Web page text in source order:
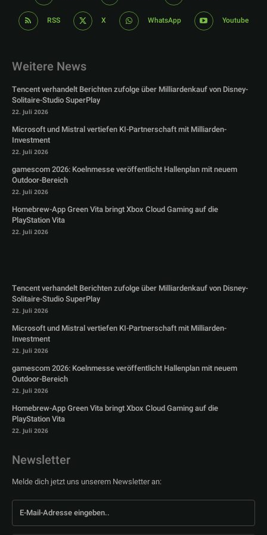
RSS X WhatsApp Youtube
Weitere News
Tencent verhandelt Berichten zufolge über Milliardenkauf von Disney-
Solitaire-Studio SuperPlay
22. Juli 2026
Microsoft und Mistral vertiefen KI-Partnerschaft mit Milliarden-
Investment
22. Juli 2026
gamescom 2026: Koelnmesse veröffentlicht Hallenplan mit neuem
Outdoor-Bereich
22. Juli 2026
Homebrew-App Green Vita bringt Xbox Cloud Gaming auf die
PlayStation Vita
22. Juli 2026
Tencent verhandelt Berichten zufolge über Milliardenkauf von Disney-
Solitaire-Studio SuperPlay
22. Juli 2026
Microsoft und Mistral vertiefen KI-Partnerschaft mit Milliarden-
Investment
22. Juli 2026
gamescom 2026: Koelnmesse veröffentlicht Hallenplan mit neuem
Outdoor-Bereich
22. Juli 2026
Homebrew-App Green Vita bringt Xbox Cloud Gaming auf die
PlayStation Vita
22. Juli 2026
Newsletter
Melde dich jetzt uns unserem Newsletter an: